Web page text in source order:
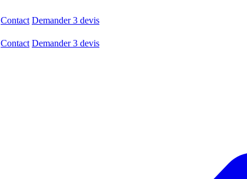
Contact Demander 3 devis
Contact Demander 3 devis